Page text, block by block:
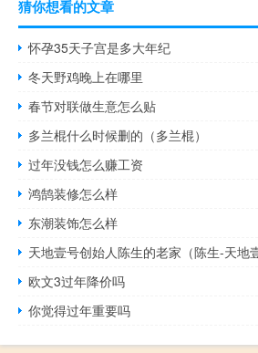
猜你想看的文章
怀孕35天子宫是多大年纪
冬天野鸡晚上在哪里
春节对联做生意怎么贴
多兰棍什么时候删的（多兰棍）
过年没钱怎么赚工资
鸿鹄装修怎么样
东潮装饰怎么样
欧文3过年降价吗
你觉得过年重要吗